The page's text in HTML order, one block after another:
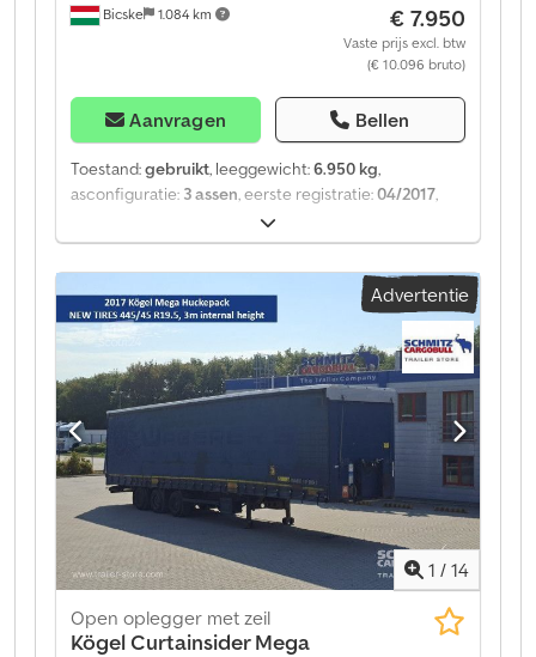
Bicske 1.084 km € 7.950
Vaste prijs excl. btw
(€ 10.096 bruto)
Aanvragen Bellen
Toestand:gebruikt, leeggewicht:6.950 kg,
asconfiguratie: 3 assen , eerste registratie:04/2017
, soort overbrenging:
Leeggewicht: 6950 kg. Op onze website vindt u een
overzicht van alle beschikbare voertuigen. Heeft u
financiering nodig? Wij bieden individuele
financieringsoplossingen, uitgebreide
servicecontracten en telematicadiensten. Wij
adviseren u graag persoonlijk. Dsdpfjztgz Eex Am Hjck
Advertentie
1 / 14
Open oplegger met zeil
KögelCurtainsider Mega